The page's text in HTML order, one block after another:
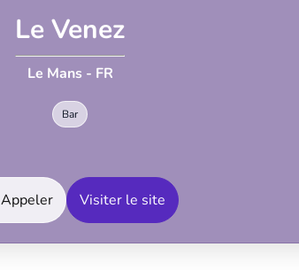
Le Venez
Le Mans - FR
Bar
Appeler Visiter le site